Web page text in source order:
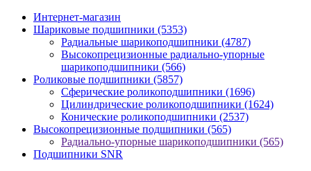
Интернет-магазин
Шариковые подшипники (5353)
Радиальные шарикоподшипники (4787)
Высокопрецизионные радиально-упорные
шарикоподшипники (566)
Роликовые подшипники (5857)
Сферические роликоподшипники (1696)
Цилиндрические роликоподшипники (1624)
Конические роликоподшипники (2537)
Высокопрецизионные подшипники (565)
Радиально-упорные шарикоподшипники (565)
Подшипники SNR